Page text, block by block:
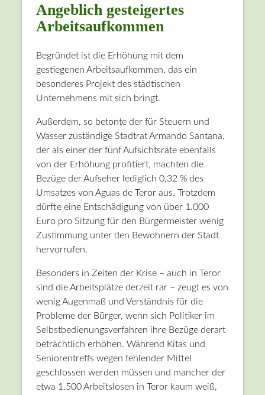
Angeblich gesteigertes
Arbeitsaufkommen
Begründet ist die Erhöhung mit dem
gestiegenen Arbeitsaufkommen, das ein
besonderes Projekt des städtischen
Unternehmens mit sich bringt.
Außerdem, so betonte der für Steuern und
Wasser zuständige Stadtrat Armando Santana,
der als einer der fünf Aufsichtsräte ebenfalls
von der Erhöhung profitiert, machten die
Bezüge der Aufseher lediglich 0,32 % des
Umsatzes von Aguas de Teror aus. Trotzdem
dürfte eine Entschädigung von über 1.000
Euro pro Sitzung für den Bürgermeister wenig
Zustimmung unter den Bewohnern der Stadt
hervorrufen.
Besonders in Zeiten der Krise – auch in Teror
sind die Arbeitsplätze derzeit rar – zeugt es von
wenig Augenmaß und Verständnis für die
Probleme der Bürger, wenn sich Politiker im
Selbstbedienungsverfahren ihre Bezüge derart
beträchtlich erhöhen. Während Kitas und
Seniorentreffs wegen fehlender Mittel
geschlossen werden müssen und mancher der
etwa 1.500 Arbeitslosen in Teror kaum weiß,